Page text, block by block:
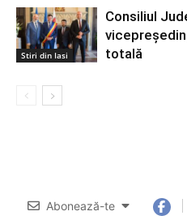
Stiri din Iasi
Consiliul
totală
Abonează-te